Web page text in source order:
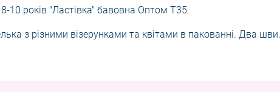
10 років "Ластівка" бавовна Оптом T35.
з різними візерунками та квітами в пакованні. Два шви.